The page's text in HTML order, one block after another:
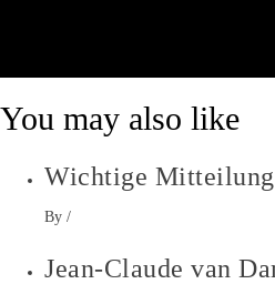
You may also like
Wichtige Mitteilung
By /
Jean-Claude van